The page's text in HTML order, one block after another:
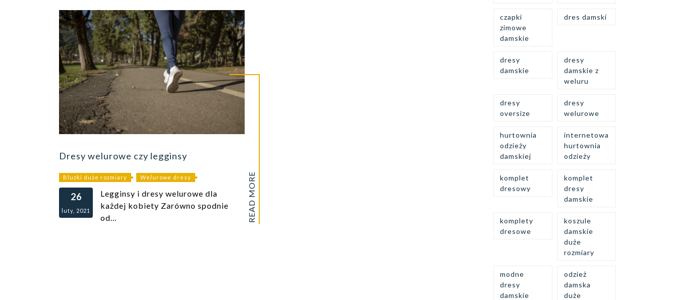
Dresy welurowe czy legginsy
Bluzki duże rozmiary Welurowe dresy
26
luty, 2021
Legginsy i dresy welurowe dla
każdej kobiety Zarówno spodnie
od…
READ MORE
czapki
zimowe
damskie
dres damski
dresy
damskie
dresy
damskie z
weluru
dresy
oversize
dresy
welurowe
hurtownia
odzieży
damskiej
internetowa
hurtownia
odzieży
komplet
dresowy
komplet
dresy
damskie
komplety
dresowe
koszule
damskie
duże
rozmiary
modne
dresy
damskie
odzież
damska
duże